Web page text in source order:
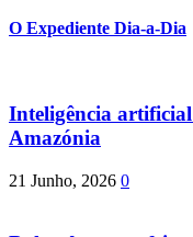
O Expediente Dia-a-Dia
Inteligência artificial
Amazónia
21 Junho, 2026 0